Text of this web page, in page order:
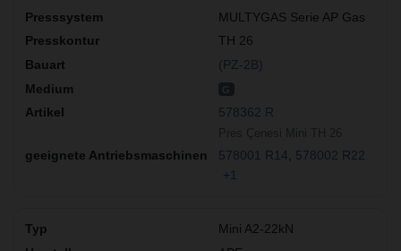
MULTYGAS Serie AP Gas
TH 26
(PZ-2B)
578362 R
578001 R14
578002 R22
+1
Mini A2-22kN